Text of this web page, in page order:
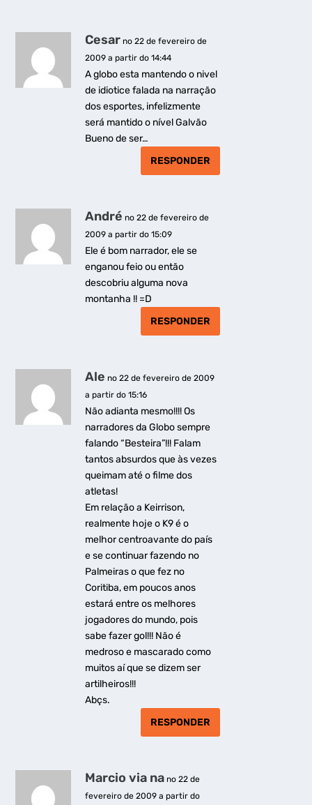
Cesar no 22 de fevereiro de
2009 a partir do 14:44
A globo esta mantendo o nivel
de idiotice falada na narração
dos esportes, infelizmente
será mantido o nível Galvão
Bueno de ser…
RESPONDER
André no 22 de fevereiro de
2009 a partir do 15:09
Ele é bom narrador, ele se
enganou feio ou então
descobriu alguma nova
montanha !! =D
RESPONDER
Ale no 22 de fevereiro de 2009
a partir do 15:16
Não adianta mesmo!!!! Os
narradores da Globo sempre
falando “Besteira”!!! Falam
tantos absurdos que às vezes
queimam até o filme dos
atletas!
Em relação a Keirrison,
realmente hoje o K9 é o
melhor centroavante do país
e se continuar fazendo no
Palmeiras o que fez no
Coritiba, em poucos anos
estará entre os melhores
jogadores do mundo, pois
sabe fazer gol!!! Não é
medroso e mascarado como
muitos aí que se dizem ser
artilheiros!!!
Abçs.
RESPONDER
Marcio via na no 22 de
fevereiro de 2009 a partir do